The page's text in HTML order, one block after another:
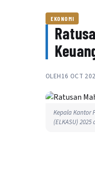
EKONOMI
OLEH16 OCT
Kepala Kantor
(ELKASU)